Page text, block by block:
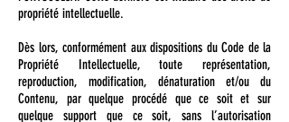
propriété intellectuelle.
Dès lors, conformément aux dispositions du Code de la
Propriété Intellectuelle, toute représentation,
reproduction, modification, dénaturation et/ou du
Contenu, par quelque procédé que ce soit et sur
quelque support que ce soit, sans l’autorisation